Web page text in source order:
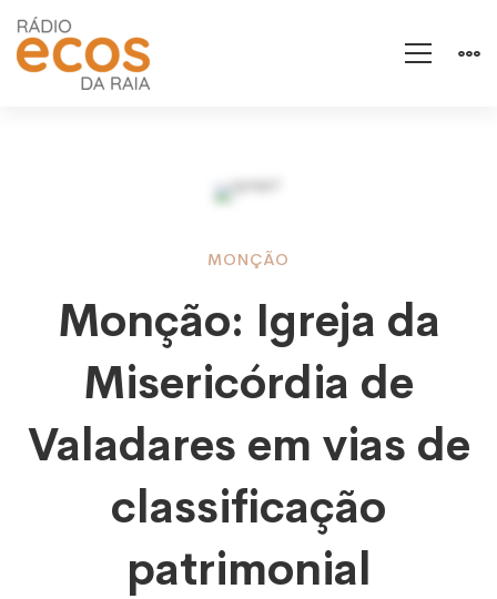
Monção:
Igreja
da
Misericórdia
MONÇÃO
Monção: Igreja da
Misericórdia de
Valadares em vias de
classificação
patrimonial